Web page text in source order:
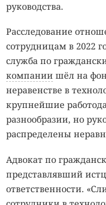
руководства.
Расследование
сотрудницам в 2022
служба по
компании шёл на
неравенстве в
крупнейшие
разнообразии, но
распределены
Адвокат по
представлявший
ответственности.